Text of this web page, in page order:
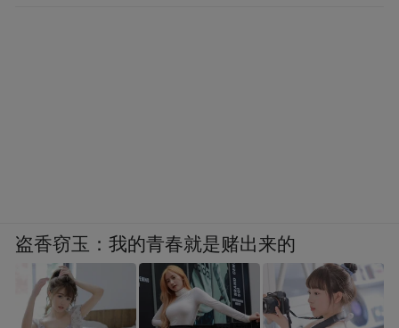
盗香窃玉：我的青春就是赌出来的